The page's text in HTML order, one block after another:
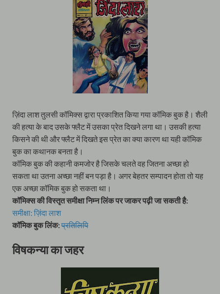
ज़िंदा लाश तुलसी कॉमिक्स द्वारा प्रकाशित किया गया कॉमिक बुक है। शैली
की हत्या के बाद उसके फ्लैट में उसका प्रेत दिखने लगा था। उसकी हत्या
किसने की थी और फ्लैट में दिखते इस प्रेत का क्या कारण था यही कॉमिक
बुक का कथानक बनता है।
कॉमिक बुक की कहानी कमजोर है जिसके चलते वह जितना अच्छा हो
सकता था उतना अच्छा नहीं बन पड़ा है। अगर बेहतर सम्पादन होता तो यह
एक अच्छा कॉमिक बुक हो सकता था।
कॉमिक्स की विस्तृत समीक्षा निम्न लिंक पर जाकर पढ़ी जा सकती है:
समीक्षा: ज़िंदा लाश
कॉमिक बुक लिंक:प्रतिलिपि
विषकन्या का जहर